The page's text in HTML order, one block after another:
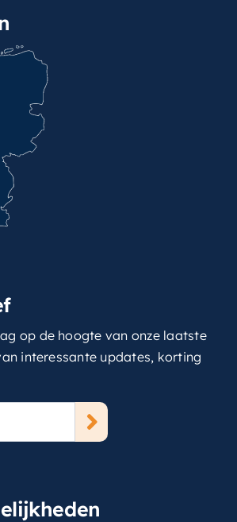
op de hoogte van onze laatste
interessante updates, korting